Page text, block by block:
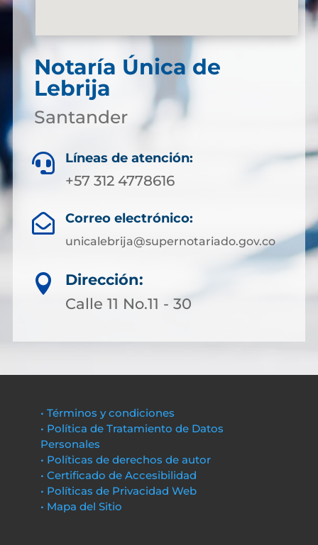
Notaría Única de
Lebrija
Santander
 Líneas de atención:
+57 312 4778616
 Correo electrónico:
unicalebrija@supernotariado.gov.co

Dirección:
Calle 11 No.11 - 30
• Términos y condiciones
• Política de Tratamiento de Datos
Personales
• Políticas de derechos de autor
• Certificado de Accesibilidad
• Políticas de Privacidad Web
• Mapa del Sitio